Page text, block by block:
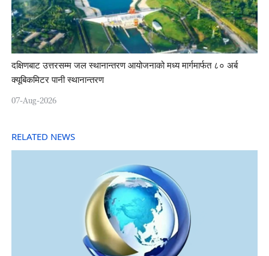
दक्षिणबाट उत्तरसम्म जल स्थानान्तरण आयोजनाको मध्य मार्गमार्फत ८० अर्ब
क्यूबिकमिटर पानी स्थानान्तरण
07-Aug-2026
RELATED NEWS